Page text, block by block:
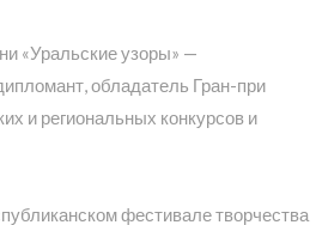
«Уральские узоры» —
обладатель Гран-при
и региональных конкурсов и
фестивале творчества